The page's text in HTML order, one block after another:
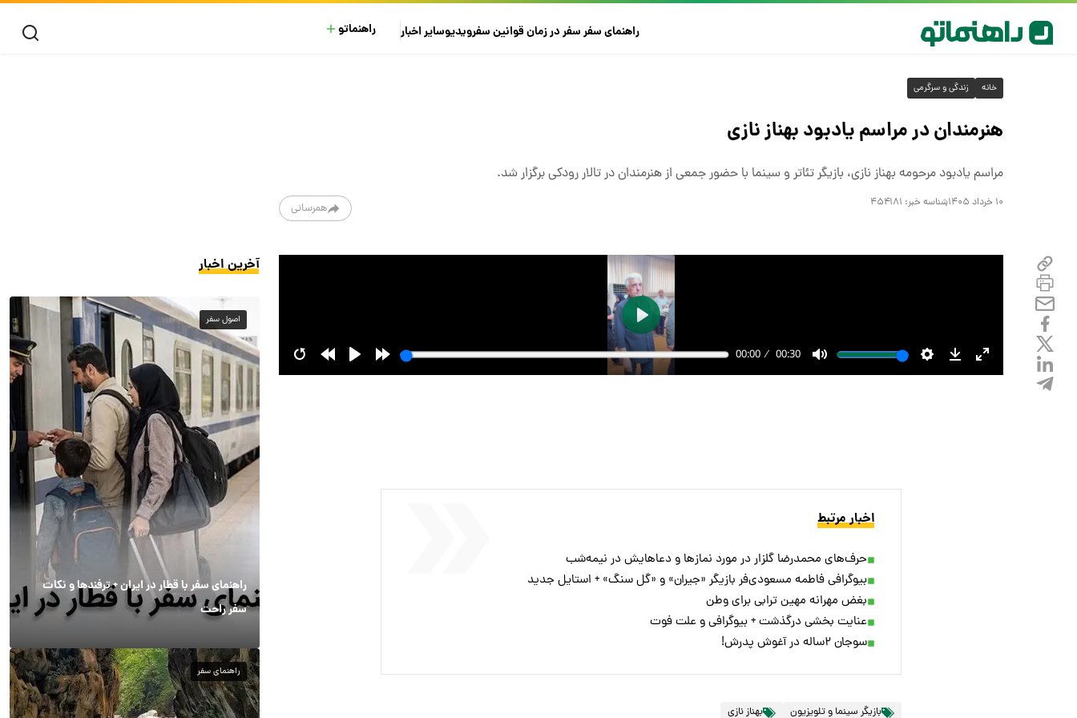
راهنمای سفرسفر در زمانقوانین سفرویدیوسایراخبار راهنماتو
خانه زندگی و سرگرمی
هنرمندان در مراسم یادبود بهناز نازی
مراسم یادبود مرحومه بهناز نازی، بازیگر تئاتر و سینما با حضور جمعی از هنرمندان در تالار رودکی برگزار شد.
۱۰ خرداد ۱۴۰۵ شناسه خبر: ۴۵۴۱۸۱ همرسانی
اخبار مرتبط
حرف‌های محمدرضا گلزار در مورد نمازها و دعاهایش در نیمه‌شب
بیوگرافی فاطمه مسعودی‌فر بازیگر «جیران» و «گل سنگ» + استایل جدید
بغض مهرانه مهین ترابی برای وطن
عنایت بخشی درگذشت + بیوگرافی و علت فوت
سوجان ۲ساله در آغوش پدرش!
بازیگر سینما و تلویزیون بهناز نازی
آخرین اخبار
اصول سفر
راهنمای سفر با قطار در ایران + ترفندها و نکات
سفر راحت
راهنمای سفر